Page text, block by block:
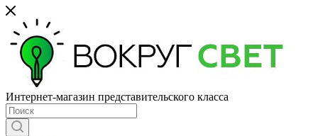
Интернет-магазин представительского класса